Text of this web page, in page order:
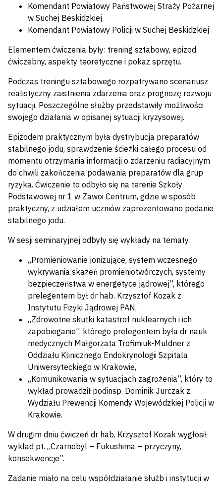
Komendant Powiatowy Państwowej Straży Pożarnej
w Suchej Beskidzkiej
Komendant Powiatowy Policji w Suchej Beskidzkiej
Elementem ćwiczenia były: trening sztabowy, epizod
ćwiczebny, aspekty teoretyczne i pokaz sprzętu.
Podczas treningu sztabowego rozpatrywano scenariusz
realistyczny zaistnienia zdarzenia oraz prognozę rozwoju
sytuacji. Poszczególne służby przedstawiły możliwości
swojego działania w opisanej sytuacji kryzysowej.
Epizodem praktycznym była dystrybucja preparatów
stabilnego jodu, sprawdzenie ścieżki całego procesu od
momentu otrzymania informacji o zdarzeniu radiacyjnym
do chwili zakończenia podawania preparatów dla grup
ryzyka. Ćwiczenie to odbyło się na terenie Szkoły
Podstawowej nr 1 w Zawoi Centrum, gdzie w sposób
praktyczny, z udziałem uczniów zaprezentowano podanie
stabilnego jodu.
W sesji seminaryjnej odbyły się wykłady na tematy:
„Promieniowanie jonizujące, system wczesnego
wykrywania skażeń promieniotwórczych, systemy
bezpieczeństwa w energetyce jądrowej”, którego
prelegentem był dr hab. Krzysztof Kozak z
Instytutu Fizyki Jądrowej PAN,
„Zdrowotne skutki katastrof nuklearnych i ich
zapobieganie”, którego prelegentem była dr nauk
medycznych Małgorzata Trofimiuk-Muldner z
Oddziału Klinicznego Endokrynologii Szpitala
Uniwersyteckiego w Krakowie,
„Komunikowania w sytuacjach zagrożenia”, który to
wykład prowadził podinsp. Dominik Jurczak z
Wydziału Prewencji Komendy Wojewódzkiej Policji w
Krakowie.
W drugim dniu ćwiczeń dr hab. Krzysztof Kozak wygłosił
wykład pt. „Czarnobyl – Fukushima – przyczyny,
konsekwencje”.
Zadanie miało na celu współdziałanie służb i instytucji w